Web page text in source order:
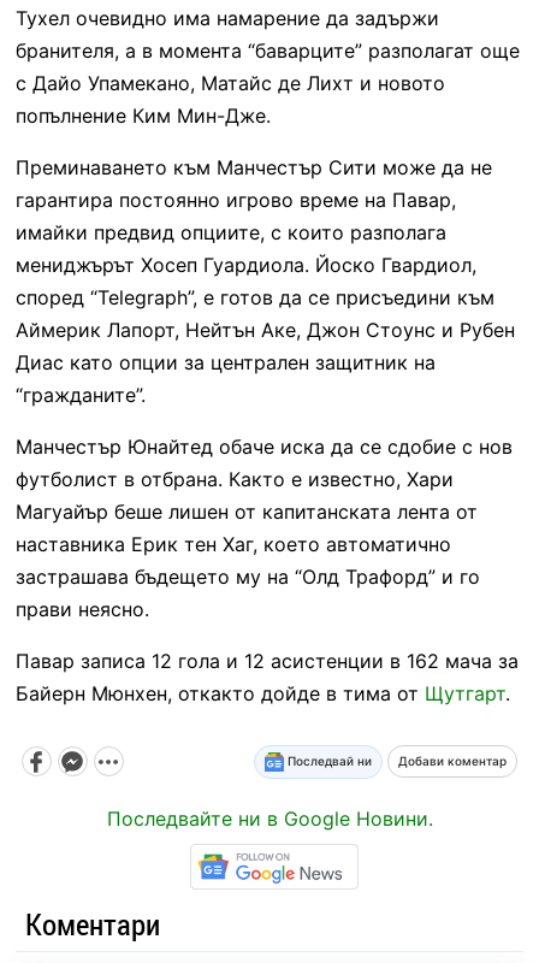
Тухел очевидно има намарение да задържи
бранителя, а в момента “баварците” разполагат още
с Дайо Упамекано, Матайс де Лихт и новото
попълнение Ким Мин-Дже.
Преминаването към Манчестър Сити може да не
гарантира постоянно игрово време на Павар,
имайки предвид опциите, с които разполага
мениджърът Хосеп Гуардиола. Йоско Гвардиол,
според “Telegraph”, е готов да се присъедини към
Аймерик Лапорт, Нейтън Аке, Джон Стоунс и Рубен
Диас като опции за централен защитник на
“гражданите”.
Манчестър Юнайтед обаче иска да се сдобие с нов
футболист в отбрана. Както е известно, Хари
Магуайър беше лишен от капитанската лента от
наставника Ерик тен Хаг, което автоматично
застрашава бъдещето му на “Олд Трафорд” и го
прави неясно.
Павар записа 12 гола и 12 асистенции в 162 мача за
Байерн Мюнхен, откакто дойде в тима от Щутгарт.
Последвай ни Добави коментар
Последвайте ни в Google Новини.
Коментари